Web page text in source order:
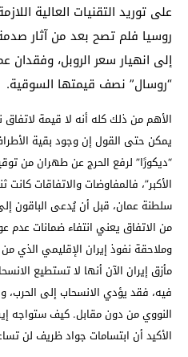
على توريد التقنيات العالية
روسيا فلم تصح بعد من آثار
إلى انهيار سعر الروبل، وفقدان
“روسال” نصف قيمتها السوقية.
الأهم من ذلك كله أنه لا قيمة لاتفاق
يمكن حتى القول إن وجود بقية
“ديكورًا” لرفع الحرج عن طهران من
الأكبر”، فالمفاوضات والاتفاقات
سلطنة عمان، قبل أن يُدعى الباقون إلى
من الاتفاق يعني انتفاء ضمانات عدم
وملاحقة نفوذ إيران الإقليمي الذي
مأزق إيران الآن أنها لا تستطيع
فيه، فقد يؤدي الانسحاب إلى الحرب،
النووي من دون مقابل. كيف ستواجه
الأكيد أن ابتسامات جواد ظريف لن